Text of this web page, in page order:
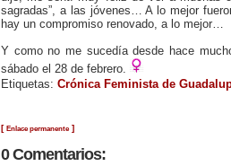
sagradas”, a las jóvenes… A lo mejor
hay un compromiso renovado, a lo mejor…
Y como no me sucedía desde hace
sábado el 28 de febrero.
Etiquetas: Crónica Feminista de
[ Enlace permanente]
0 Comentarios: